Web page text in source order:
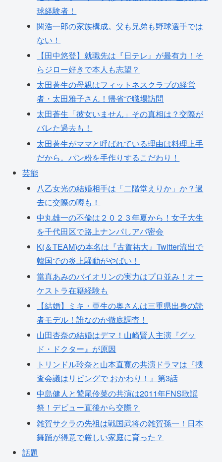
球経験者！
関浩一郎の家族構成。父も兄弟も野球選手では
ない！
【田中悠登】就職先は『日テレ』が最有力！そ
らジロー好きで本人も志望？
太田蒼生の母親はフィットネスクラブの経営
者・太田雅子さん！帰省で職場訪問
太田蒼生「彼女いません」その真相は？交際が
バレた過去も！
太田蒼生がママと呼ばれている理由は料理上手
だから。パン粉を手作りするこだわり！
芸能
八乙女光の結婚相手は「二階堂えりか」か？過
去に交際の噂も！
中丸雄一の不倫は２０２３年夏から！女子大生
を千代田区で路上ナンパしアパ密会
K(＆TEAM)の本名は『古賀祐大』Twitter流出で
韓国での炎上騒動がやばい！
當真あみのバイオリンの実力はプロ並み！オー
ケストラ在籍経験も
【結婚】ミキ・亜生の奥さんは三重県出身の読
者モデル！誰なのか徹底調査！
山田杏奈の結婚はデマ！山崎賢人主演『グッ
ド・ドクター』が原因
トリンドル玲奈と山本直寛の共演ドラマは『捜
査会議はリビングで おかわり！』第3話
中島健人と鷲尾伶菜の共演は2011年FNS歌謡
祭！デビュー直後から交際？
雑賀サクラの先祖は戦国武将の雑賀孫一！日本
舞踊が得意で厳しい家庭に育った？
話題